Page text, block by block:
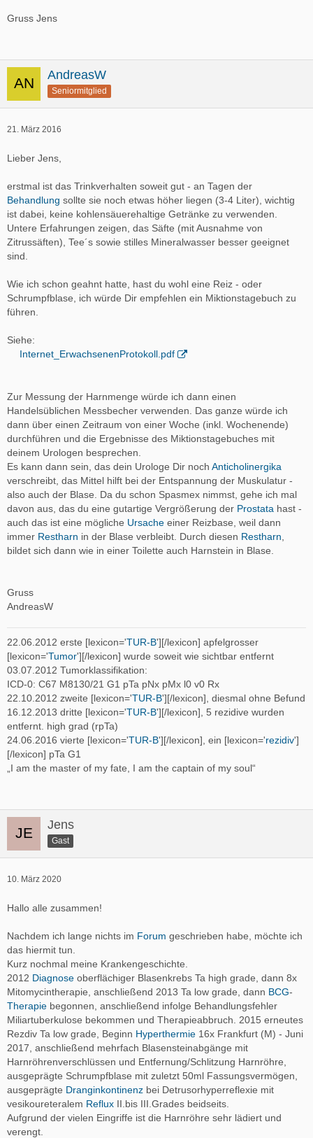
Gruss Jens
AndreasW
Seniormitglied
21. März 2016
Lieber Jens,
erstmal ist das Trinkverhalten soweit gut - an Tagen der
Behandlung sollte sie noch etwas höher liegen (3-4 Liter), wichtig
ist dabei, keine kohlensäuerehaltige Getränke zu verwenden.
Untere Erfahrungen zeigen, das Säfte (mit Ausnahme von
Zitrussäften), Tee´s sowie stilles Mineralwasser besser geeignet
sind.
Wie ich schon geahnt hatte, hast du wohl eine Reiz - oder
Schrumpfblase, ich würde Dir empfehlen ein Miktionstagebuch zu
führen.
Siehe:
Internet_ErwachsenenProtokoll.pdf
Zur Messung der Harnmenge würde ich dann einen
Handelsüblichen Messbecher verwenden. Das ganze würde ich
dann über einen Zeitraum von einer Woche (inkl. Wochenende)
durchführen und die Ergebnisse des Miktionstagebuches mit
deinem Urologen besprechen.
Es kann dann sein, das dein Urologe Dir noch Anticholinergika
verschreibt, das Mittel hilft bei der Entspannung der Muskulatur -
also auch der Blase. Da du schon Spasmex nimmst, gehe ich mal
davon aus, das du eine gutartige Vergrößerung der Prostata hast -
auch das ist eine mögliche Ursache einer Reizbase, weil dann
immer Restharn in der Blase verbleibt. Durch diesen Restharn
bildet sich dann wie in einer Toilette auch Harnstein in Blase.
Gruss
AndreasW
22.06.2012 erste [lexicon='TUR-B'][/lexicon] apfelgrosser
[lexicon='Tumor'][/lexicon] wurde soweit wie sichtbar entfernt
03.07.2012 Tumorklassifikation:
ICD-0: C67 M8130/21 G1 pTa pNx pMx l0 v0 Rx
22.10.2012 zweite [lexicon='TUR-B'][/lexicon], diesmal ohne Befund
16.12.2013 dritte [lexicon='TUR-B'][/lexicon], 5 rezidive wurden
entfernt. high grad (rpTa)
24.06.2016 vierte [lexicon='TUR-B'][/lexicon], ein [lexicon='rezidiv']
[/lexicon] pTa G1
„I am the master of my fate, I am the captain of my soul“
Jens
Gast
10. März 2020
Hallo alle zusammen!
Nachdem ich lange nichts im Forum geschrieben habe, möchte ich
das hiermit tun.
Kurz nochmal meine Krankengeschichte.
2012 Diagnose oberflächiger Blasenkrebs Ta high grade, dann 8x
Mitomycintherapie, anschließend 2013 Ta low grade, dann BCG-
Therapie begonnen, anschließend infolge Behandlungsfehler
Miliartuberkulose bekommen und Therapieabbruch. 2015 erneutes
Rezdiv Ta low grade, Beginn Hyperthermie 16x Frankfurt (M) - Juni
2017, anschließend mehrfach Blasensteinabgänge mit
Harnröhrenverschlüssen und Entfernung/Schlitzung Harnröhre,
ausgeprägte Schrumpfblase mit zuletzt 50ml Fassungsvermögen,
ausgeprägte Dranginkontinenz bei Detrusorhyperreflexie mit
vesikoureteralem Reflux II.bis III.Grades beidseits.
Aufgrund der vielen Eingriffe ist die Harnröhre sehr lädiert und
verengt.